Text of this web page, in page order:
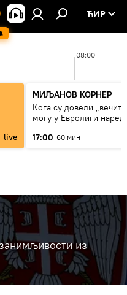
ЋИР
08:00
live
МИЉАНОВ КОРНЕР
Кога су довели
могу у Евролиги
17:00 60 мин
из